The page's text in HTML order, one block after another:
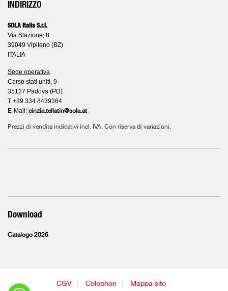
INDIRIZZO
SOLA Italia S.r.l.
Via Stazione, 8
39049 Vipiteno (BZ)
ITALIA
Sede operativa
Corso stati uniti, 9
35127 Padova (PD)
T +39 334 8439364
E-Mail: cinzia.tellatin@sola.at
Prezzi di vendita indicativi incl. IVA. Con riserva di variazioni.
Download
Catalogo 2026
CGV Colophon Mappa sito